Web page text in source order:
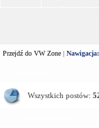
Przejdź do VW Zone | Nawigacja:
Wszystkich postów: